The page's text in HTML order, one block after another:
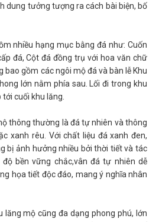
dung tưởng tượng ra cách bài biện, bố
nhiều hạng mục bằng đá như: Cuốn
đá, Cột đá đồng trụ với hoa văn chữ
bao gồm các ngôi mộ đá và bàn lễ Khu
lớn nằm phía sau. Lối đi trong khu
cuối khu lăng.
thông thường là đá tự nhiên và thông
xanh rêu. Với chất liệu đá xanh đen,
bị ảnh hưởng nhiều bởi thời tiết và tác
bền vững chắc,vân đá tự nhiên dễ
họa tiết độc đáo, mang ý nghĩa nhân
lăng mộ cũng đa dạng phong phú, lớn